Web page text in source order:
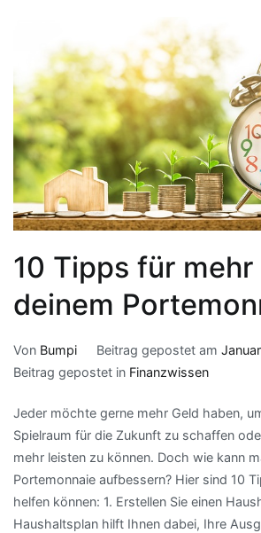
10 Tipps für mehr
deinem
Von Bumpi Beitrag gepostet am
Beitrag gepostet in Finanzwissen
Jeder möchte gerne mehr Geld haben,
Spielraum für die Zukunft zu schaffen
mehr leisten zu können. Doch wie kann
Portemonnaie aufbessern? Hier sind 10
helfen können: 1. Erstellen Sie einen
Haushaltsplan hilft Ihnen dabei, Ihre